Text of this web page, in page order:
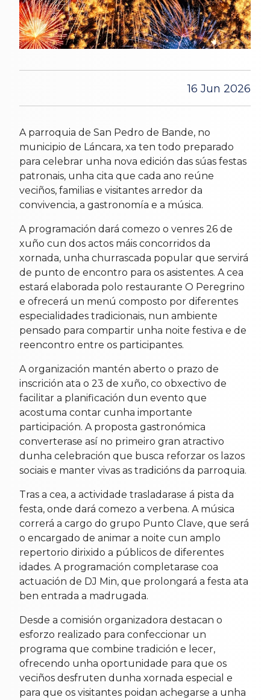
16 Jun 2026
A parroquia de San Pedro de Bande, no
municipio de Láncara, xa ten todo preparado
para celebrar unha nova edición das súas festas
patronais, unha cita que cada ano reúne
veciños, familias e visitantes arredor da
convivencia, a gastronomía e a música.
A programación dará comezo o venres 26 de
xuño cun dos actos máis concorridos da
xornada, unha churrascada popular que servirá
de punto de encontro para os asistentes. A cea
estará elaborada polo restaurante O Peregrino
e ofrecerá un menú composto por diferentes
especialidades tradicionais, nun ambiente
pensado para compartir unha noite festiva e de
reencontro entre os participantes.
A organización mantén aberto o prazo de
inscrición ata o 23 de xuño, co obxectivo de
facilitar a planificación dun evento que
acostuma contar cunha importante
participación. A proposta gastronómica
converterase así no primeiro gran atractivo
dunha celebración que busca reforzar os lazos
sociais e manter vivas as tradicións da parroquia.
Tras a cea, a actividade trasladarase á pista da
festa, onde dará comezo a verbena. A música
correrá a cargo do grupo Punto Clave, que será
o encargado de animar a noite cun amplo
repertorio dirixido a públicos de diferentes
idades. A programación completarase coa
actuación de DJ Min, que prolongará a festa ata
ben entrada a madrugada.
Desde a comisión organizadora destacan o
esforzo realizado para confeccionar un
programa que combine tradición e lecer,
ofrecendo unha oportunidade para que os
veciños desfruten dunha xornada especial e
para que os visitantes poidan achegarse a unha